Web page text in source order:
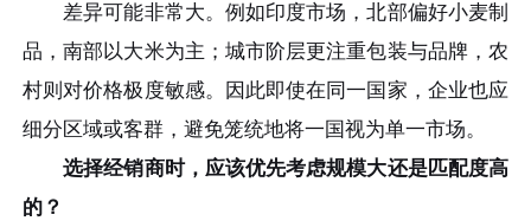
差异可能非常大。例如印度市场，北部偏好小麦制
品，南部以大米为主；城市阶层更注重包装与品牌，农
村则对价格极度敏感。因此即使在同一国家，企业也应
细分区域或客群，避免笼统地将一国视为单一市场。
选择经销商时，应该优先考虑规模大还是匹配度高
的？